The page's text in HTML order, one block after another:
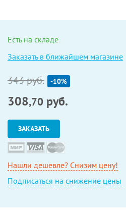
Есть на складе
Заказать в ближайшем магазине
343 руб. -10%
308,70 руб.
ЗАКАЗАТЬ
Нашли дешевле? Снизим цену!
Подписаться на снижение цены